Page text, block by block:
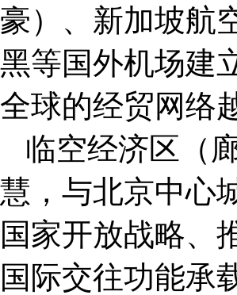
豪）、新加坡航
黑等国外机场建
全球的经贸网络
临空经济区（
慧，与北京中心
国家开放战略、
国际交往功能承